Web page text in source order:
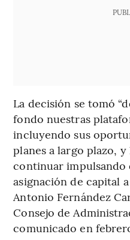
La decisión se tomó
fondo nuestras
incluyendo sus
planes a largo plazo,
continuar
asignación de capital
Antonio Fernández
Consejo de
comunicado en